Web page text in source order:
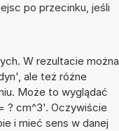
po przecinku, jeśli
W rezultacie można
ale też różne
Może to wyglądać
? cm^3'. Oczywiście
i mieć sens w danej